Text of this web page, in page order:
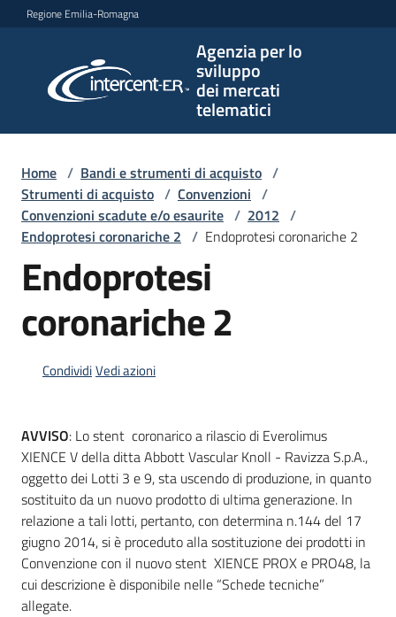
Vai al contenuto
Vai alla navigazione
Vai al footer
Regione Emilia-Romagna
Agenzia per lo
sviluppo
dei mercati
telematici
per lo
sviluppo
telematici
L'Agenzia
Bandi
strumenti
Supporto
Piattaforme
telematiche
Home / Bandi e strumenti di acquisto /
Strumenti di acquisto / Convenzioni /
Convenzioni scadute e/o esaurite / 2012 /
Endoprotesi coronariche 2 / Endoprotesi coronariche 2
Endoprotesi
coronariche 2
CondividiVedi azioni
AVVISO: Lo stent coronarico a rilascio di Everolimus
XIENCE V della ditta Abbott Vascular Knoll - Ravizza S.p.A.,
oggetto dei Lotti 3 e 9, sta uscendo di produzione, in quanto
sostituito da un nuovo prodotto di ultima generazione. In
relazione a tali lotti, pertanto, con determina n.144 del 17
giugno 2014, si è proceduto alla sostituzione dei prodotti in
Convenzione con il nuovo stent XIENCE PROX e PRO48, la
cui descrizione è disponibile nelle “Schede tecniche”
allegate.